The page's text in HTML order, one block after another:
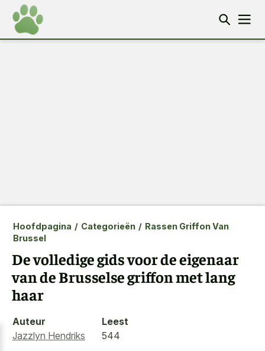
Hoofdpagina / Categorieën / Rassen Griffon Van
Brussel
De volledige gids voor de eigenaar
van de Brusselse griffon met lang
haar
Auteur
Jazzlyn Hendriks
Leest
544